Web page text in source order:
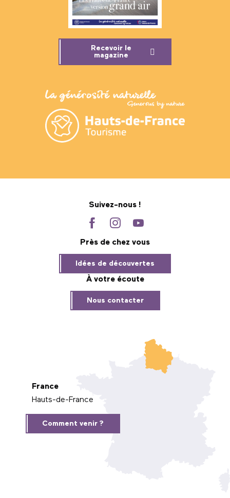
Recevoir le
magazine
Suivez-nous !
Près de chez vous
Idées de découvertes
À votre écoute
Nous contacter
France
Hauts-de-France
Comment venir ?